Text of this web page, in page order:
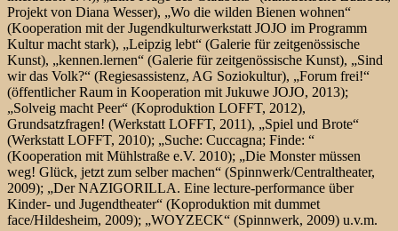
Projekt von Diana Wesser), „Wo die wilden Bienen wohnen“
(Kooperation mit der Jugendkulturwerkstatt JOJO im Programm
Kultur macht stark), „Leipzig lebt“ (Galerie für zeitgenössische
Kunst), „kennen.lernen“ (Galerie für zeitgenössische Kunst), „Sind
wir das Volk?“ (Regiesassistenz, AG Soziokultur), „Forum frei!“
(öffentlicher Raum in Kooperation mit Jukuwe JOJO, 2013);
„Solveig macht Peer“ (Koproduktion LOFFT, 2012),
Grundsatzfragen! (Werkstatt LOFFT, 2011), „Spiel und Brote“
(Werkstatt LOFFT, 2010); „Suche: Cuccagna; Finde: “
(Kooperation mit Mühlstraße e.V. 2010); „Die Monster müssen
weg! Glück, jetzt zum selber machen“ (Spinnwerk/Centraltheater,
2009); „Der NAZIGORILLA. Eine lecture-performance über
Kinder- und Jugendtheater“ (Koproduktion mit dummet
face/Hildesheim, 2009); „WOYZECK“ (Spinnwerk, 2009) u.v.m.